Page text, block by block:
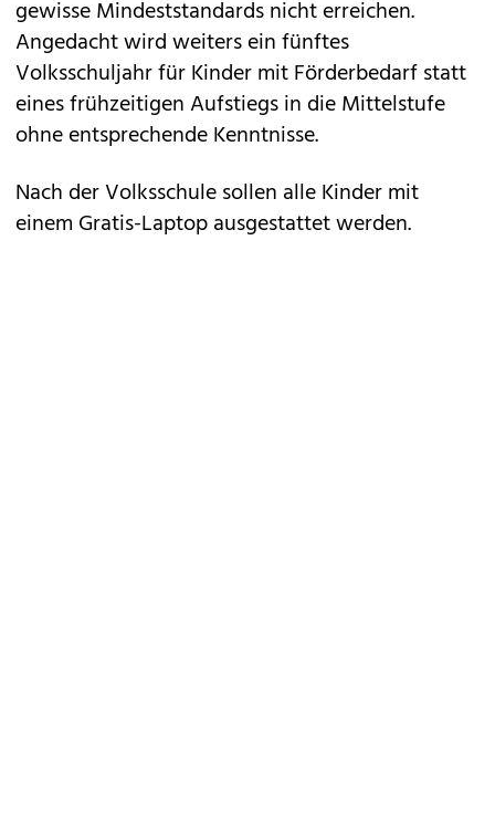
gewisse Mindeststandards nicht erreichen.
Angedacht wird weiters ein fünftes
Volksschuljahr für Kinder mit Förderbedarf statt
eines frühzeitigen Aufstiegs in die Mittelstufe
ohne entsprechende Kenntnisse.
Nach der Volksschule sollen alle Kinder mit
einem Gratis-Laptop ausgestattet werden.